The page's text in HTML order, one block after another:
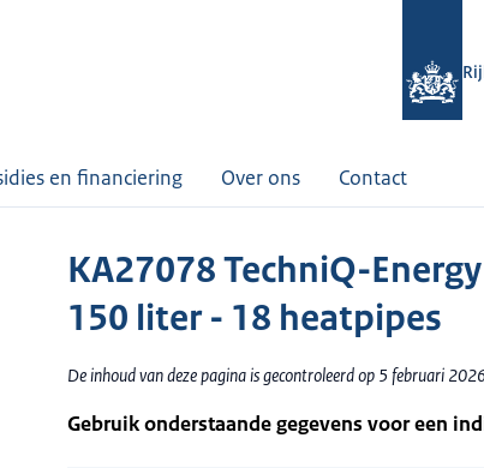
en financiering Over ons Contact
KA27078 TechniQ-
150 liter - 18 heatpipes
De inhoud van deze pagina is gecontroleerd op 5 februari
Gebruik onderstaande gegevens voor een